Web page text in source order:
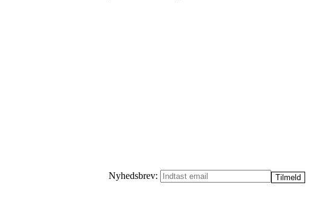
Nyhedsbrev: